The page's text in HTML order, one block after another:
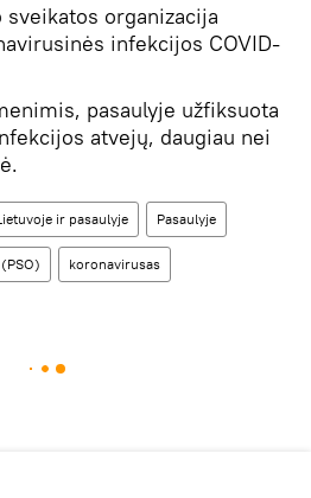
sveikatos organizacija
infekcijos COVID-
pasaulyje užfiksuota
atvejų, daugiau nei
ir pasaulyje Pasaulyje
koronavirusas